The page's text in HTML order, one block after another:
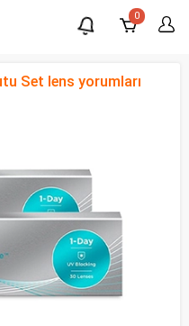
0
Set lens yorumları